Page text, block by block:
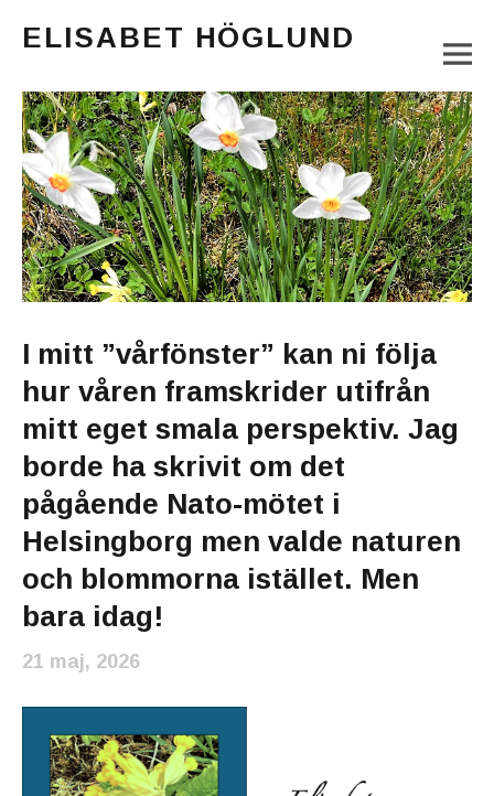
ELISABET HÖGLUND
Main Menu
I mitt ”vårfönster” kan ni följa
hur våren framskrider utifrån
mitt eget smala perspektiv. Jag
borde ha skrivit om det
pågående Nato-mötet i
Helsingborg men valde naturen
och blommorna istället. Men
bara idag!
21 maj, 2026